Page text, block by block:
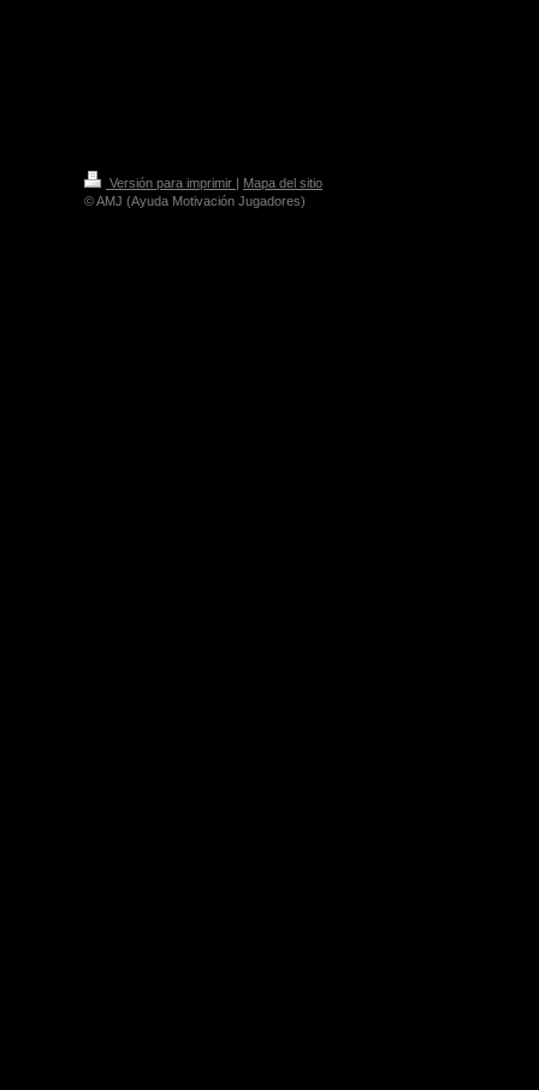
Versión para imprimir | Mapa del sitio
© AMJ (Ayuda Motivación Jugadores)